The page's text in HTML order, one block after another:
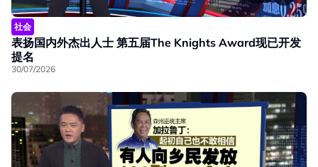
社会
表扬国内外杰出人士 第五届The Knights Award现已开发
提名
30/07/2026